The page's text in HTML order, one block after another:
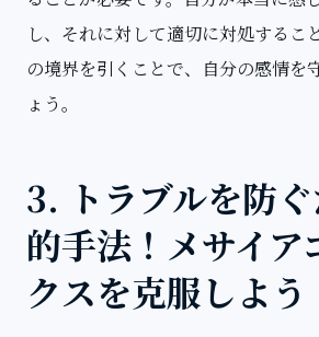
し、それに対して適切に対処するこ
の境界を引くことで、自分の感情を
ょう。
3. トラブルを防
的手法！メサイア
クスを克服しよう